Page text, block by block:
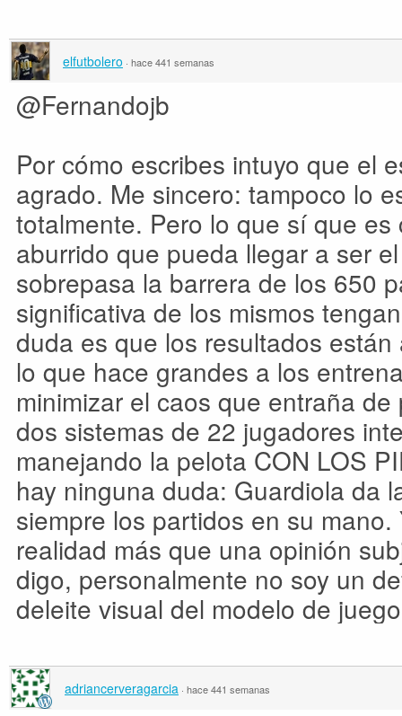
elfutbolero · hace 441 semanas
@Fernandojb
Por cómo escribes intuyo que el
agrado. Me sincero: tampoco lo
totalmente. Pero lo que sí que
aburrido que pueda llegar a ser
sobrepasa la barrera de los 650
significativa de los mismos
duda es que los resultados
lo que hace grandes a los
minimizar el caos que entraña
dos sistemas de 22 jugadores
manejando la pelota CON LOS
hay ninguna duda: Guardiola da
siempre los partidos en su
realidad más que una opinión
digo, personalmente no soy un
deleite visual del modelo de
adriancerveragarcia · hace 441 semanas